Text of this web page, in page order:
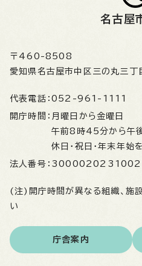
名古屋
〒460-8508
愛知県名古屋市中区三の丸三丁
代表電話： 052-961-1111
開庁時間： 月曜日から金曜日
午前8時45分から午
休日・祝日・年末年始
法人番号： 3000020231002
(注)開庁時間が異なる組織、施
い
庁舎案内